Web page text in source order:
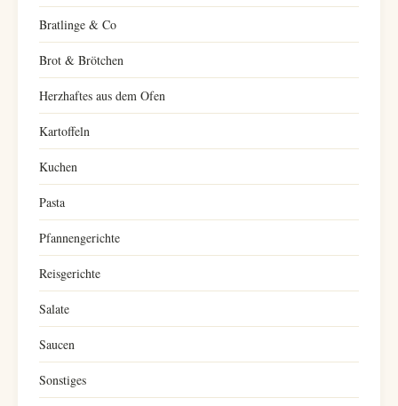
Bratlinge & Co
Brot & Brötchen
Herzhaftes aus dem Ofen
Kartoffeln
Kuchen
Pasta
Pfannengerichte
Reisgerichte
Salate
Saucen
Sonstiges